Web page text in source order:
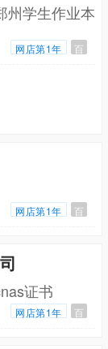
州学生作业本
网店第1年 百
网店第1年 百
证书
网店第1年 百